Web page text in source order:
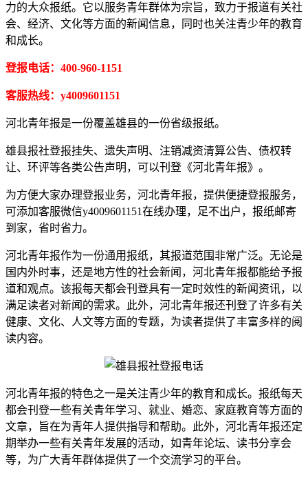
力的大众报纸。它以服务青年群体为宗旨，致力于报道有关社
会、经济、文化等方面的新闻信息，同时也关注青少年的教育
和成长。
登报电话：400-960-1151
客服热线：y4009601151
河北青年报是一份覆盖雄县的一份省级报纸。
雄县报社登报挂失、遗失声明、注销减资清算公告、债权转
让、环评等各类公告声明，可以刊登《河北青年报》。
为方便大家办理登报业务，河北青年报，提供便捷登报服务，
可添加客服微信y4009601151在线办理，足不出户，报纸邮寄
到家，省时省力。
河北青年报作为一份通用报纸，其报道范围非常广泛。无论是
国内外时事，还是地方性的社会新闻，河北青年报都能给予报
道和观点。该报每天都会刊登具有一定时效性的新闻资讯，以
满足读者对新闻的需求。此外，河北青年报还刊登了许多有关
健康、文化、人文等方面的专题，为读者提供了丰富多样的阅
读内容。
河北青年报的特色之一是关注青少年的教育和成长。报纸每天
都会刊登一些有关青年学习、就业、婚恋、家庭教育等方面的
文章，旨在为青年人提供指导和帮助。此外，河北青年报还定
期举办一些有关青年发展的活动，如青年论坛、读书分享会
等，为广大青年群体提供了一个交流学习的平台。